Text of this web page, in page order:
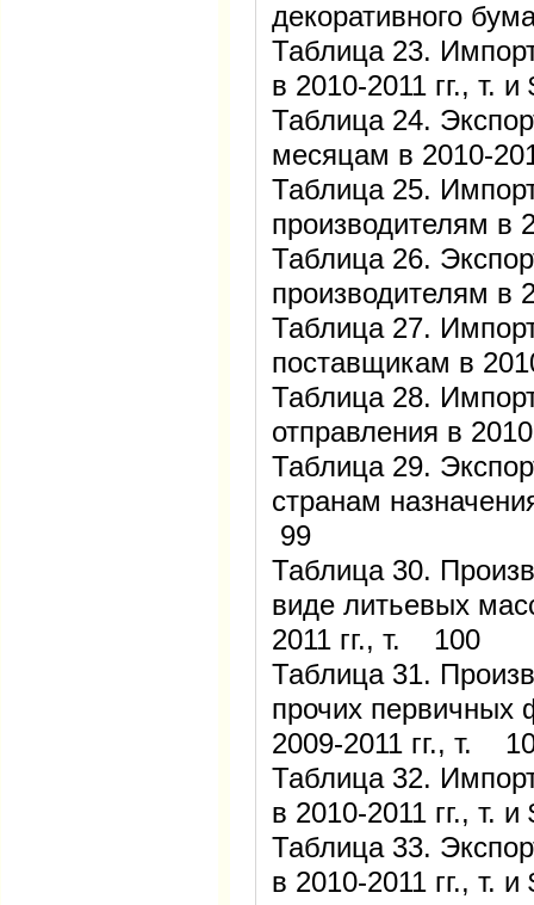
декоративного
Таблица 23.
в 2010-2011 гг., т.
Таблица 24.
месяцам в 2010-
Таблица 25.
производителям в
Таблица 26.
производителям в
Таблица 27.
поставщикам в
Таблица 28.
отправления в
Таблица 29.
странам
99
Таблица 30.
виде литьевых
2011 гг., т. 100
Таблица 31.
прочих
2009-2011 гг., т.
Таблица 32.
в 2010-2011 гг., т.
Таблица 33.
в 2010-2011 гг., т.